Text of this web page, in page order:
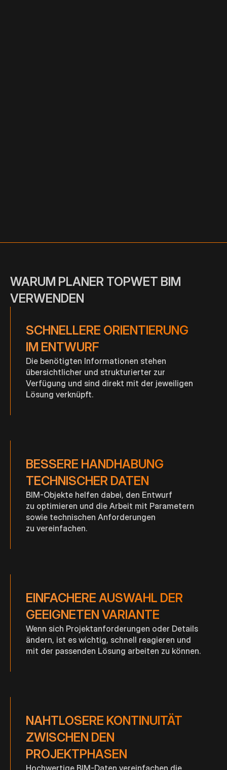
WARUM PLANER TOPWET BIM
VERWENDEN
SCHNELLERE ORIENTIERUNG
IM ENTWURF
Die benötigten Informationen stehen
übersichtlicher und strukturierter zur
Verfügung und sind direkt mit der jeweiligen
Lösung verknüpft.
BESSERE HANDHABUNG
TECHNISCHER DATEN
BIM-Objekte helfen dabei, den Entwurf
zu optimieren und die Arbeit mit Parametern
sowie technischen Anforderungen
zu vereinfachen.
EINFACHERE AUSWAHL DER
GEEIGNETEN VARIANTE
Wenn sich Projektanforderungen oder Details
ändern, ist es wichtig, schnell reagieren und
mit der passenden Lösung arbeiten zu können.
NAHTLOSERE KONTINUITÄT
ZWISCHEN DEN
PROJEKTPHASEN